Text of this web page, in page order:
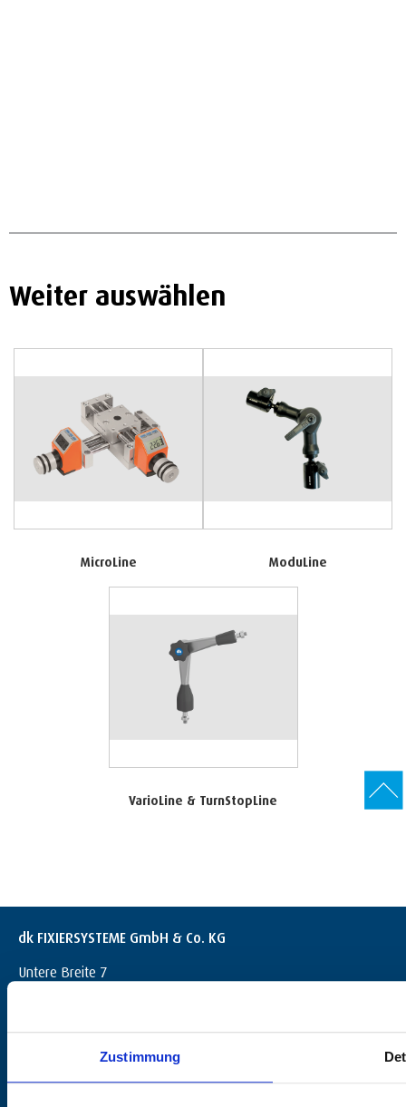
Zustimmung
Weiter auswählen
MicroLine ModuLine
VarioLine & TurnStopLine
dk FIXIERSYSTEME GmbH & Co. KG
Untere Breite 7
+49 (0) 7072 / 60042-0
info@dk-fixiersysteme.de